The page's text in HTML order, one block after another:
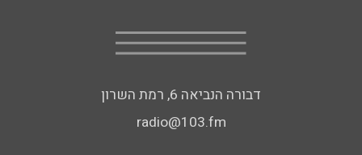
דבורה הנביאה 6, רמת השרון
radio@103.fm